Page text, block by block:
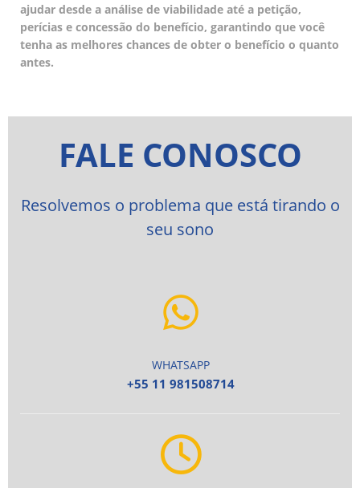
ajudar desde a análise de viabilidade até a petição,
perícias e concessão do benefício, garantindo que você
tenha as melhores chances de obter o benefício o quanto
antes.
FALE CONOSCO
Resolvemos o problema que está tirando o
seu sono
WHATSAPP
+55 11 981508714